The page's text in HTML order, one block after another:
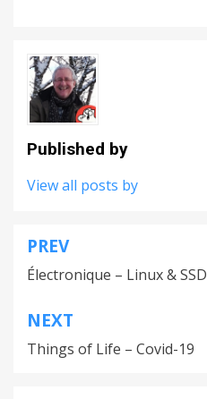
Published by
View all posts by
Navigation
de
l’article
PREV
Électronique – Linux & SSD
NEXT
Things of Life – Covid-19